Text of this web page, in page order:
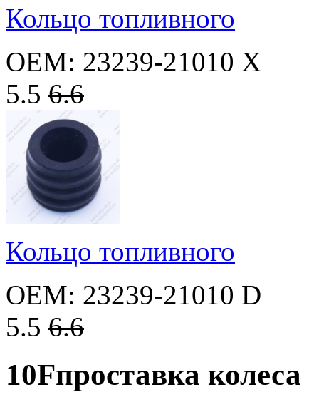
Кольцо топливного
OEM: 23239-21010 X
5.5 6.6
Кольцо топливного
OEM: 23239-21010 D
5.5 6.6
10Fпроставка колеса